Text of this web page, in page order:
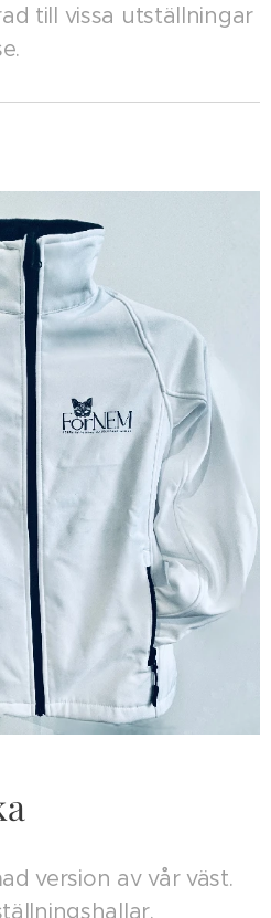
till vissa utställningar
version av vår väst.